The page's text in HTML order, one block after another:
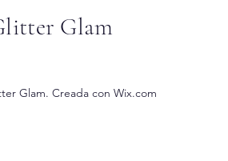
Glam
Glam. Creada con Wix.com